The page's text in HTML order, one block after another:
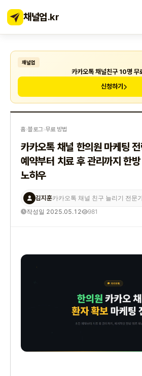
채널업.kr
채널업
카카오톡 채널친구 10명 무
신청하기
홈›블로그›무료 방법
카카오톡 채널 한의원 마케팅
예약부터 치료 후 관리까지 한
노하우
김지훈카카오톡 채널 친구 늘리기 전문
작성일 2025.05.12 981